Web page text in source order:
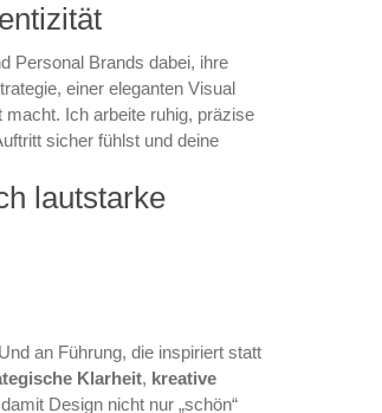
Personal Brands dabei, ihre
einer eleganten Visual
Ich arbeite ruhig, präzise
sicher fühlst und deine
lautstarke
an Führung, die inspiriert statt
Klarheit, kreative
Design nicht nur „schön“